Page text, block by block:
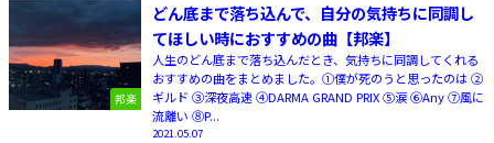
邦楽
どん底まで落ち込んで、自分の気持ちに同調し
てほしい時におすすめの曲【邦楽】
人生のどん底まで落ち込んだとき、気持ちに同調してくれる
おすすめの曲をまとめました。①僕が死のうと思ったのは ②
ギルド ③深夜高速 ④DARMA GRAND PRIX ⑤涙 ⑥Any ⑦風に
流離い ⑧P...
2021.05.07